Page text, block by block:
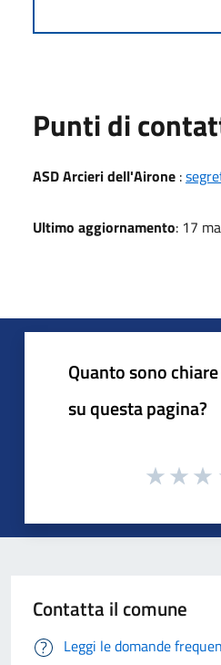
Punti di
ASD Arcieri dell'Airone :
Ultimo aggiornamento: 17
Quanto sono
su questa pagina?
Contatta il comune
Leggi le domande